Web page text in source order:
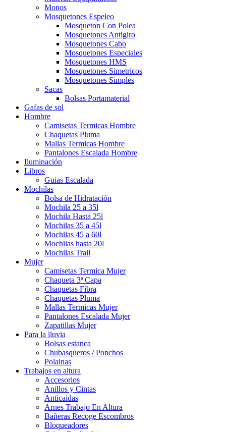
Monos
Mosquetones Espeleo
Mosqueton Con Polea
Mosquetones Antigiro
Mosquetones Cabo
Mosquetones Especiales
Mosquetones HMS
Mosquetones Simetricos
Mosquetones Simples
Sacas
Bolsas Portamaterial
Gafas de sol
Hombre
Camisetas Termicas Hombre
Chaquetas Pluma
Mallas Termicas Hombre
Pantalones Escalada Hombre
Iluminación
Libros
Guias Escalada
Mochilas
Bolsa de Hidratación
Mochila 25 a 35l
Mochila Hasta 25l
Mochilas 35 a 45l
Mochilas 45 a 60l
Mochilas hasta 20l
Mochilas Trail
Mujer
Camisetas Termica Mujer
Chaqueta 3ª Capa
Chaquetas Fibra
Chaquetas Pluma
Mallas Termicas Mujer
Pantalones Escalada Mujer
Zapatillas Mujer
Para la lluvia
Bolsas estanca
Chubasqueros / Ponchos
Polainas
Trabajos en altura
Accesorios
Anillos y Cintas
Anticaidas
Arnes Trabajo En Altura
Bañeras Recoge Escombros
Bloqueadores